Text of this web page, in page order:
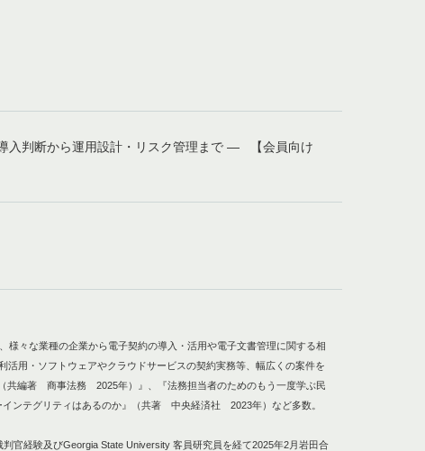
入判断から運用設計・リスク管理まで ― 【会員向け
々な業種の企業から電子契約の導入・活用や電子文書管理に関する相
用・ソフトウェアやクラウドサービスの契約実務等、幅広くの案件を
共編著 商事法務 2025年）』、『法務担当者のためのもう一度学ぶ民
テグリティはあるのか』（共著 中央経済社 2023年）など多数。
官経験及びGeorgia State University 客員研究員を経て2025年2月岩田合